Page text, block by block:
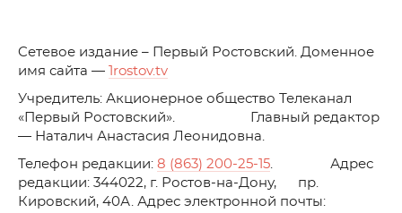
Cетевое издание – Первый Ростовский. Доменное
имя сайта —
1rostov.tv
Учредитель: Акционерное общество Телеканал
«Первый Ростовский». Главный редактор
— Наталич Анастасия Леонидовна.
Телефон редакции: 8 (863) 200-25-15. Адрес
редакции: 344022, г. Ростов-на-Дону, пр.
Кировский, 40А. Адрес электронной почты: